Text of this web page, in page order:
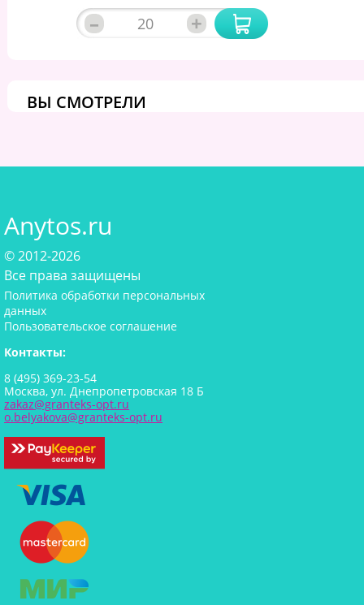
– +
ВЫ СМОТРЕЛИ
Anytos.ru
© 2012-2026
Все права защищены
Политика обработки персональных
данных
Пользовательское соглашение
Контакты:
8 (495) 369-23-54
Москва, ул. Днепропетровская 18 Б
zakaz@granteks-opt.ru
o.belyakova@granteks-opt.ru